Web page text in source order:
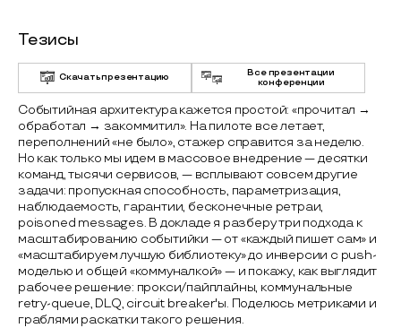
Тезисы
Скачать презентацию
Все презентации
конференции
Событийная архитектура кажется простой: «прочитал →
обработал → закоммитил». На пилоте все летает,
переполнений «не было», стажер справится за неделю.
Но как только мы идем в массовое внедрение — десятки
команд, тысячи сервисов, — всплывают совсем другие
задачи: пропускная способность, параметризация,
наблюдаемость, гарантии, бесконечные ретраи,
poisoned messages. В докладе я разберу три подхода к
масштабированию событийки — от «каждый пишет сам» и
«масштабируем лучшую библиотеку» до инверсии с push-
моделью и общей «коммуналкой» — и покажу, как выглядит
рабочее решение: прокси/пайплайны, коммунальные
retry-queue, DLQ, circuit breaker'ы. Поделюсь метриками и
граблями раскатки такого решения.